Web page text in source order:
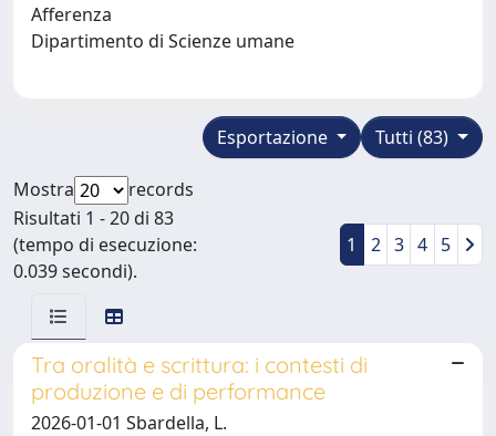
Afferenza
Dipartimento di Scienze umane
Tutti (83)
Esportazione
Mostra
records
Risultati 1 - 20 di 83
(tempo di esecuzione:
0.039 secondi).
1 2 3 4 5
Tra oralità e scrittura: i contesti di
produzione e di performance
2026-01-01 Sbardella, L.